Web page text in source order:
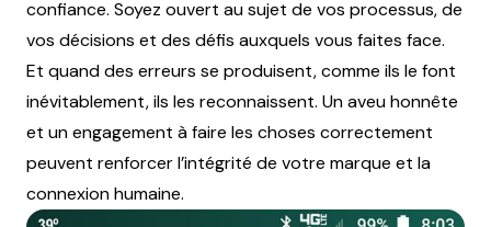
confiance. Soyez ouvert au sujet de vos processus, de
vos décisions et des défis auxquels vous faites face.
Et quand des erreurs se produisent, comme ils le font
inévitablement, ils les reconnaissent. Un aveu honnête
et un engagement à faire les choses correctement
peuvent renforcer l’intégrité de votre marque et la
connexion humaine.